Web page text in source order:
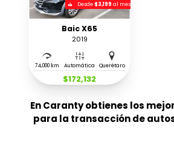
Desde$3,199al mes
Baic X65
2019
74,000 km Automática Querétaro
$172,132
En Caranty obtienes los
para la transacción de